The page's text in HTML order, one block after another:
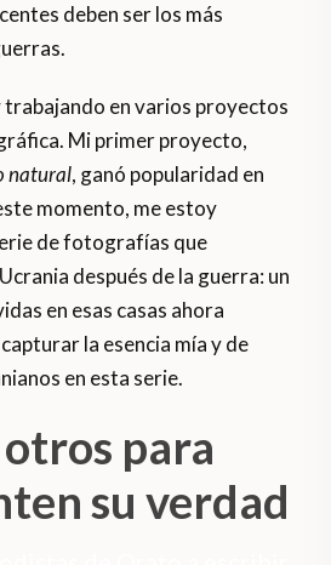
deben ser los más
en varios proyectos
Mi primer proyecto,
natural, ganó popularidad en
momento, me estoy
de fotografías que
después de la guerra: un
en esas casas ahora
la esencia mía y de
en esta serie.
otros para
su verdad